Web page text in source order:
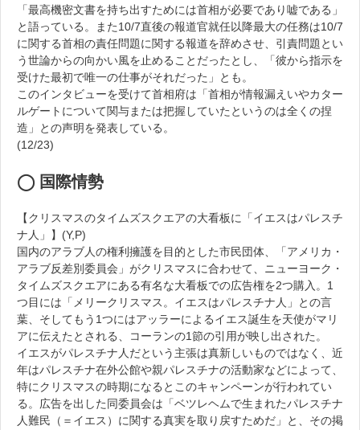
「最高機密文書を持ち出すためには首相が必要であり嘘である」
と語っている。また10/7直後の報道官就任以降最大の任務は10/7
に関する首相の責任問題に関する報道を辞めさせ、引責問題とい
う世論からの向かい風を止めることだったとし、「彼から指示を
受けた最初で唯一の仕事がそれだった」とも。
このインタビューを受けて首相府は「首相が情報漏えいやカター
ルゲートについて関与または把握していたというのは全くの捏
造」との声明を発表している。
(12/23)
◯ 国際情勢
【クリスマスのタイムズスクエアの大看板に「イエスはパレスチ
ナ人」】(Y,P)
国内のアラブ人の権利擁護を目的とした市民団体、「アメリカ・
アラブ反差別委員会」がクリスマスに合わせて、ニューヨーク・
タイムズスクエアにある有名な大看板での広告権を2つ購入。1
つ目には「メリークリスマス。イエスはパレスチナ人」との言
葉、そしてもう1つにはアッラーによるイエス誕生を天使がマリ
アに伝えたとされる、コーランの1節の引用が映し出された。
イエスがパレスチナ人だという主張は真新しいものではなく、近
年はパレスチナ在外公館や親パレスチナの活動家などによって、
特にクリスマスの時期になるとこのキャンペーンが行われてい
る。広告を出した同委員会は「ベツレヘムで生まれたパレスチナ
人難民（＝イエス）に関する真実を取り戻すためだ」と、その掲